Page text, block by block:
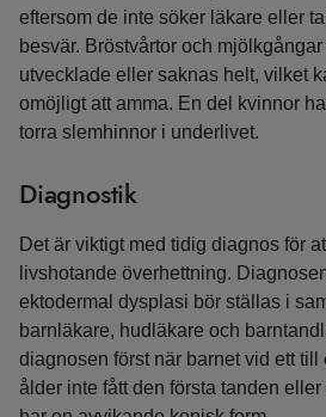
eftersom de inte söker läkare eller
besvär. Bröstvårtor och
utvecklade eller saknas helt, vilket
omöjligt att amma. En del kvinnor
torra slemhinnor i underlivet.
Diagnostik
Det är viktigt med tidig diagnos för
livshotande överhettning.
ektodermal dysplasi bör ställas i
barnläkare, hudläkare och
diagnosen först när barnet vid ett till
ålder inte fått den första tanden